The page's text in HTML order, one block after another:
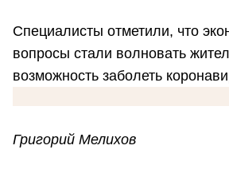
Специалисты отметили, что
вопросы стали волновать
возможность заболеть
Григорий Мелихов